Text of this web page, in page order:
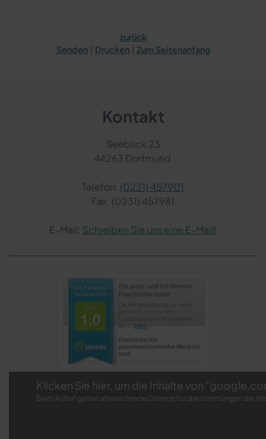
zurück
Senden
Drucken Zum Seitenanfang
Kontakt
Seeblick 23
44263 Dortmund
Telefon: (0231) 457901
Fax: (0231) 457981
E-Mail: Schreiben Sie uns eine E-Mail!
Klicken Sie hier, um die Inhalte von
Beim Aufruf gelten abweichende Datenschutzbestimmungen der